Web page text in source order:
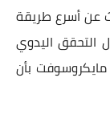
عن أسرع طريقة
من خلال التحقق اليدوي
بأن